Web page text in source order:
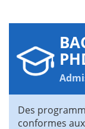
Des
conformes